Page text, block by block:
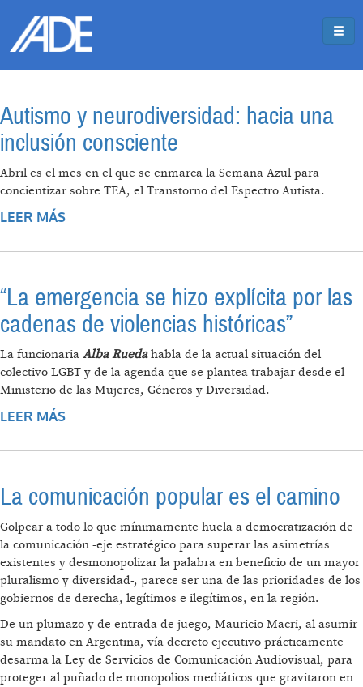
Autismo y neurodiversidad: hacia una
inclusión consciente
Abril es el mes en el que se enmarca la Semana Azul para
concientizar sobre TEA, el Transtorno del Espectro Autista.
LEER MÁS
“La emergencia se hizo explícita por las
cadenas de violencias históricas”
La funcionaria Alba Ruedahabla de la actual situación del
colectivo LGBT y de la agenda que se plantea trabajar desde el
Ministerio de las Mujeres, Géneros y Diversidad.
LEER MÁS
HISTÓRICAS”
La comunicación popular es el camino
Golpear a todo lo que mínimamente huela a democratización de
la comunicación -eje estratégico para superar las asimetrías
existentes y desmonopolizar la palabra en beneficio de un mayor
pluralismo y diversidad-, parece ser una de las prioridades de los
gobiernos de derecha, legítimos e ilegítimos, en la región.
De un plumazo y de entrada de juego, Mauricio Macri, al asumir
su mandato en Argentina, vía decreto ejecutivo prácticamente
desarma la Ley de Servicios de Comunicación Audiovisual, para
proteger al puñado de monopolios mediáticos que gravitaron en